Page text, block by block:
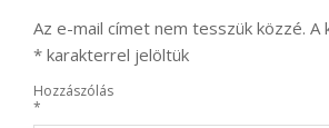
Az e-mail címet nem tesszük közzé. A
* karakterrel jelöltük
Hozzászólás
*